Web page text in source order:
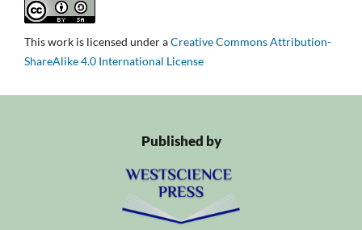
This work is licensed under aCreative Commons Attribution-
ShareAlike 4.0 International License
Published by